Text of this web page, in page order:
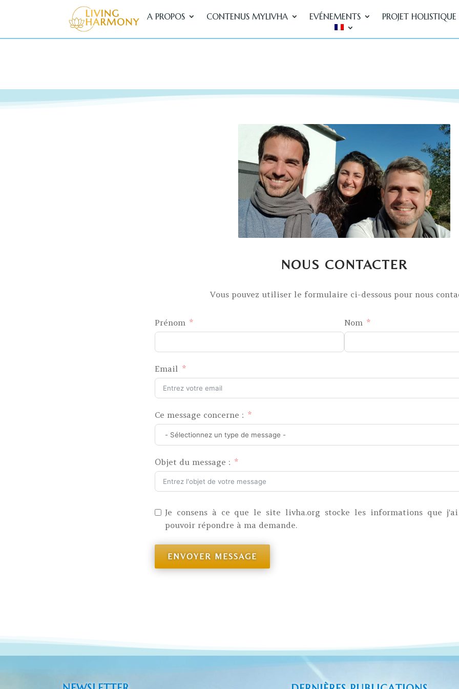
A PROPOS CONTENUS MYLIVHA EVÉNEMENTS PROJET HOLISTIQUE
NOUS CONTACTER
Vous pouvez utiliser le formulaire ci-dessous pour nous
Prénom Nom
Email
Ce message concerne :
Objet du message :
Je consens à ce que le site livha.org stocke les informations que
pouvoir répondre à ma demande.
ENVOYER MESSAGE